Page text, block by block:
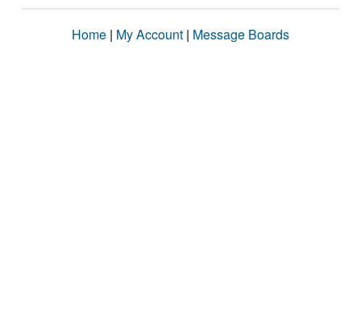
Home | My Account | Message Boards